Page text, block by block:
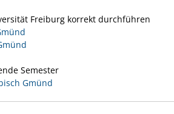
Freiburg korrekt durchführen
Semester
Gmünd